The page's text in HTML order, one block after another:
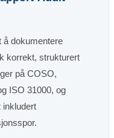
å dokumentere
korrekt, strukturert
på COSO,
ISO 31000, og
inkludert